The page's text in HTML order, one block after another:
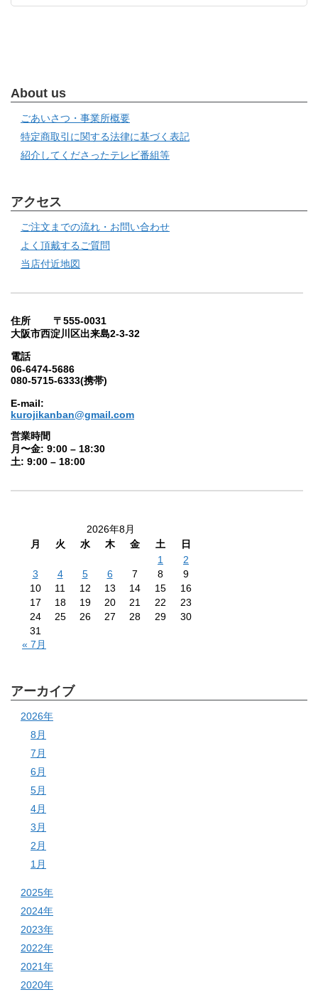
About us
ごあいさつ・事業所概要
特定商取引に関する法律に基づく表記
紹介してくださったテレビ番組等
アクセス
ご注文までの流れ・お問い合わせ
よく頂戴するご質問
当店付近地図
住所 〒555-0031
大阪市西淀川区出来島2-3-32
電話
06-6474-5686
080-5715-6333(携帯)
E-mail:
kurojikanban@gmail.com
営業時間
月〜金: 9:00 – 18:30
土: 9:00 – 18:00
2026年8月
月
火 水 木 金 土
日
1
2
3
4 5 6 7 8
9
10
11 12 13 14 15
16
17
18 19 20 21 22
23
24
25 26 27 28 29
30
31
« 7月
アーカイブ
2026年
8月
7月
6月
5月
4月
3月
2月
1月
2025年
2024年
2023年
2022年
2021年
2020年